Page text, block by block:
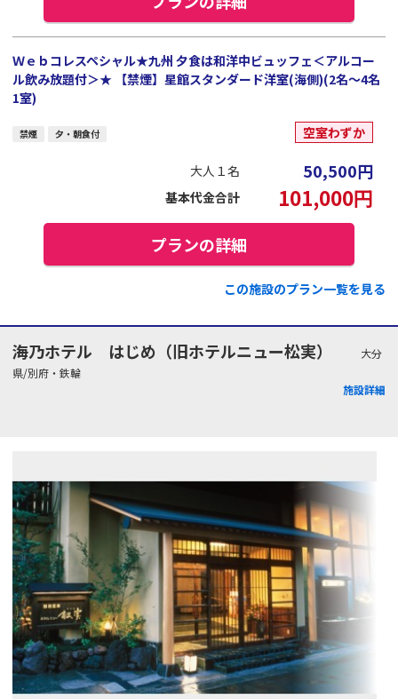
Ｗｅｂコレスペシャル★九州 夕食は和洋中ビュッフェ＜アルコー
ル飲み放題付＞★ 【禁煙】星館スタンダード洋室(海側)(2名～4名
1室)
禁煙 夕・朝食付 空室わずか
大人１名 50,500円
基本代金合計 101,000円
プランの詳細
この施設のプラン一覧を見る
海乃ホテル はじめ（旧ホテルニュー松実）
大分
県/別府・鉄輪
施設詳細